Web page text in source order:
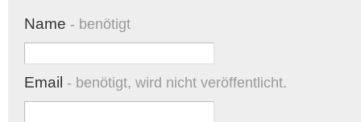
Name - benötigt
Email - benötigt, wird nicht veröffentlicht.